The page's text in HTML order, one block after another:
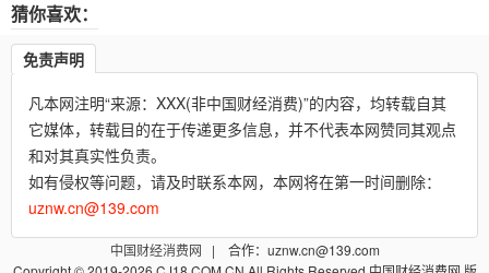
猜你喜欢：
免责声明
凡本网注明“来源：XXX(非中国财经消费)”的内容，均转载自其
它媒体，转载目的在于传递更多信息，并不代表本网赞同其观点
和对其真实性负责。
如有侵权等问题，请及时联系本网，本网将在第一时间删除：
uznw.cn@139.com
中国财经消费网
| 合作：uznw.cn@139.com